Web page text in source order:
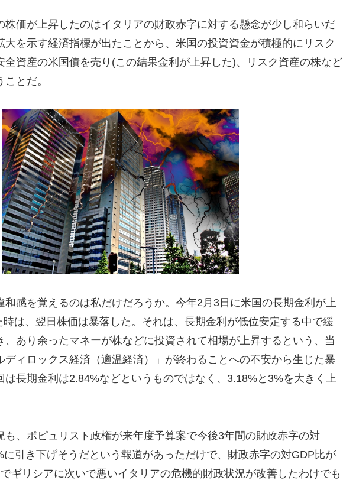
株価が上昇したのはイタリアの財政赤字に対する懸念が少し和らいだ
大を示す経済指標が出たことから、米国の投資資金が積極的にリスク
全資産の米国債を売り(この結果金利が上昇した)、リスク資産の株など
とだ。
和感を覚えるのは私だけだろうか。今年2月3日に米国の長期金利が上
は、翌日株価は暴落した。それは、長期金利が低位安定する中で緩
、あり余ったマネーが株などに投資されて相場が上昇するという、当
ディロックス経済（適温経済）」が終わることへの不安から生じた暴
は長期金利は2.84%などというものではなく、3.18%と3%を大きく上
も、ポピュリスト政権が来年度予算案で今後3年間の財政赤字の対
に引き下げそうだという報道があっただけで、財政赤字の対GDP比が
ギリシアに次いで悪いイタリアの危機的財政状況が改善したわけでも